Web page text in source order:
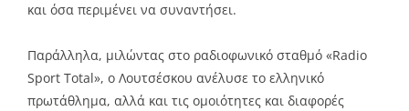
και όσα περιμένει να συναντήσει.
Παράλληλα, μιλώντας στο ραδιοφωνικό σταθμό «Radio
Sport Total», ο Λουτσέσκου ανέλυσε το ελληνικό
πρωτάθλημα, αλλά και τις ομοιότητες και διαφορές